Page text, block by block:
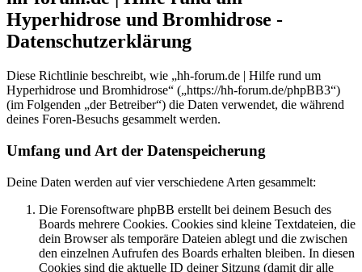
Hyperhidrose und Bromhidrose -
Datenschutzerklärung
Diese Richtlinie beschreibt, wie „hh-forum.de | Hilfe rund um
Hyperhidrose und Bromhidrose“ („https://hh-forum.de/phpBB3“)
(im Folgenden „der Betreiber“) die Daten verwendet, die während
deines Foren-Besuchs gesammelt werden.
Umfang und Art der Datenspeicherung
Deine Daten werden auf vier verschiedene Arten gesammelt:
Die Forensoftware phpBB erstellt bei deinem Besuch des
Boards mehrere Cookies. Cookies sind kleine Textdateien, die
dein Browser als temporäre Dateien ablegt und die zwischen
den einzelnen Aufrufen des Boards erhalten bleiben. In diesen
Cookies sind die aktuelle ID deiner Sitzung (damit dir alle